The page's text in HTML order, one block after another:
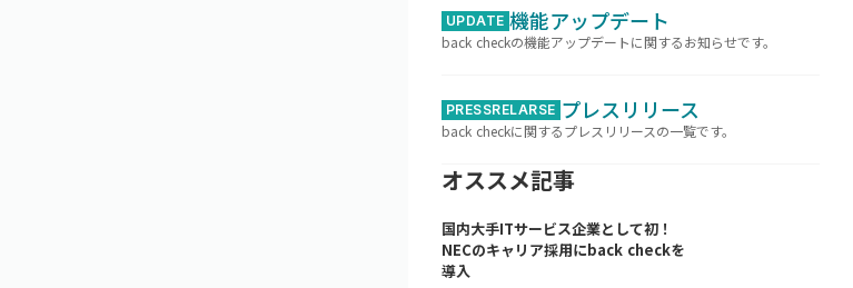
UPDATE 機能アップデート
back checkの機能アップデートに関するお知らせです。
PRESSRELARSE プレスリリース
back checkに関するプレスリリースの一覧です。
オススメ記事
国内大手ITサービス企業として初！
NECのキャリア採用にback checkを
導入